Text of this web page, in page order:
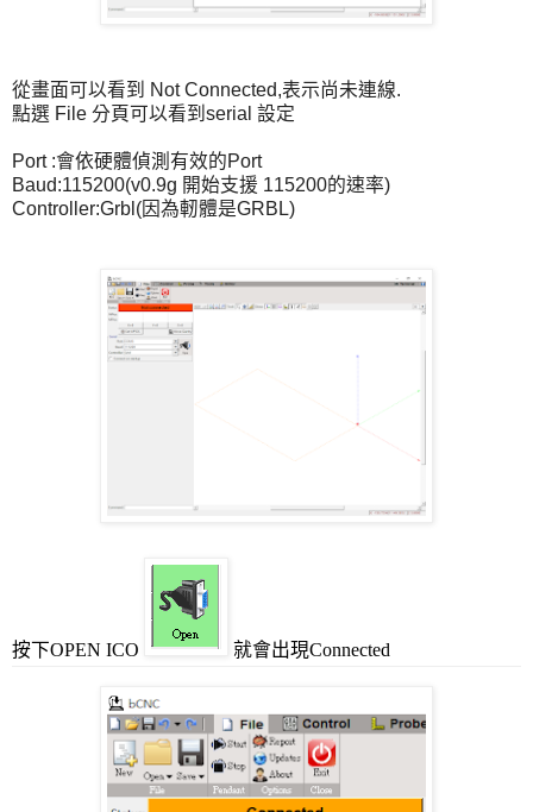
從畫面可以看到 Not Connected,表示尚未連線.
點選 File 分頁可以看到serial 設定
Port :會依硬體偵測有效的Port
Baud:115200(v0.9g 開始支援 115200的速率)
Controller:Grbl(因為軔體是GRBL)
按下OPEN ICO 就會出現Connected